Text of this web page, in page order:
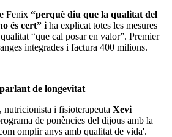
Fenix “perquè diu que la qualitat del
és cert” iha explicat totes les mesures
“que cal posar en valor”. Premier
integrades i factura 400 milions.
de longevitat
i fisioterapeuta Xevi
de ponències del dijous amb la
omplir anys amb qualitat de vida'.